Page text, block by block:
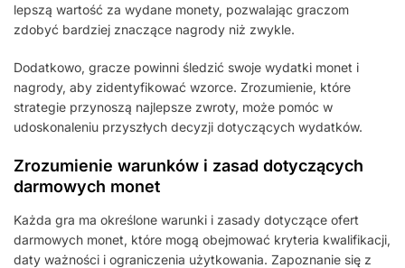
lepszą wartość za wydane monety, pozwalając graczom
zdobyć bardziej znaczące nagrody niż zwykle.
Dodatkowo, gracze powinni śledzić swoje wydatki monet i
nagrody, aby zidentyfikować wzorce. Zrozumienie, które
strategie przynoszą najlepsze zwroty, może pomóc w
udoskonaleniu przyszłych decyzji dotyczących wydatków.
Zrozumienie warunków i zasad dotyczących
darmowych monet
Każda gra ma określone warunki i zasady dotyczące ofert
darmowych monet, które mogą obejmować kryteria kwalifikacji,
daty ważności i ograniczenia użytkowania. Zapoznanie się z